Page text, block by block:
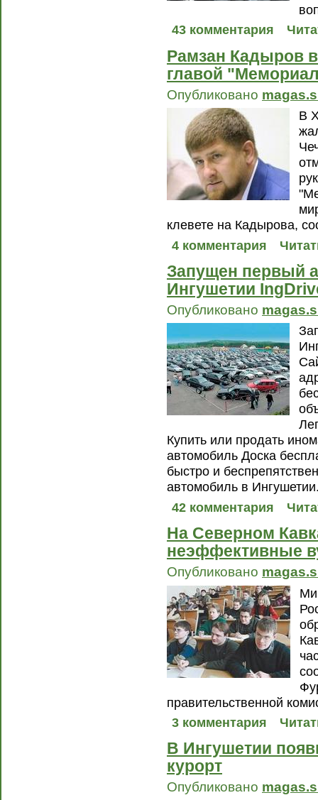
43 комментария
Рамзан Кадыров
главой
Опубликовано
В
клевете на Кадырова,
4 комментария
Запущен первый
Ингушетии
Опубликовано
Купить или продать
автомобиль Доска
быстро и
автомобиль в
42 комментария
На Северном
неэффективные
Опубликовано
правительственной
3 комментария
В Ингушетии
курорт
Опубликовано